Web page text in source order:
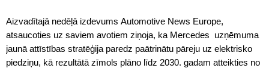
Aizvadītajā nedēļā izdevums Automotive News Europe,
atsaucoties uz saviem avotiem ziņoja, ka Mercedes uzņēmuma
jaunā attīstības stratēģija paredz paātrinātu pāreju uz elektrisko
piedziņu, kā rezultātā zīmols plāno līdz 2030. gadam atteikties no